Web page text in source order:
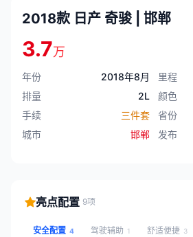
2018款 日产 奇骏 | 邯郸
3.7万
年份 2018年8月 里程
排量
2L 颜色
手续
三件套 省份
城市
邯郸 发布
亮点配置 9项
安全配置 4 驾驶辅助 1 舒适便捷 3